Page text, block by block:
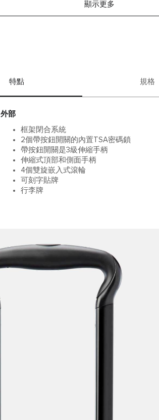
顯示更多
特點 規格
外部
框架閉合系統
2個帶按鈕開關的內置TSA密碼鎖
帶按鈕開關是3級伸縮手柄
伸縮式頂部和側面手柄
4個雙旋嵌入式滾輪
可刻字貼牌
行李牌